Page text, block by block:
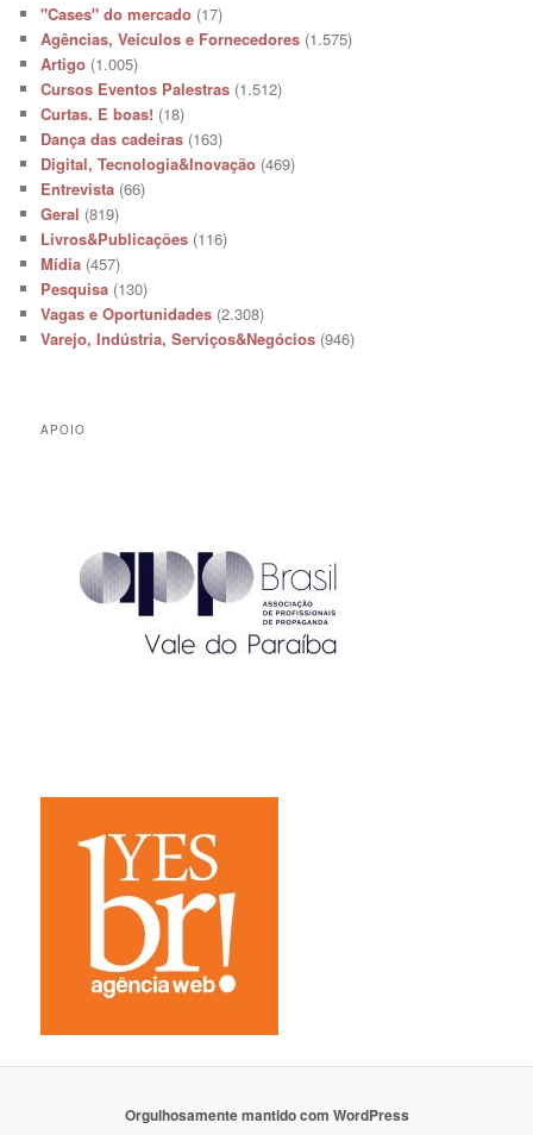
"Cases" do mercado (17)
Agências, Veículos e Fornecedores (1.575)
Artigo (1.005)
Cursos Eventos Palestras (1.512)
Curtas. E boas! (18)
Dança das cadeiras (163)
Digital, Tecnologia&Inovação (469)
Entrevista (66)
Geral (819)
Livros&Publicações (116)
Mídia (457)
Pesquisa (130)
Vagas e Oportunidades (2.308)
Varejo, Indústria, Serviços&Negócios (946)
APOIO
Orgulhosamente mantido com WordPress